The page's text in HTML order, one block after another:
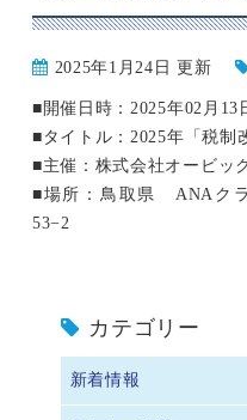
2025年1月24日 更新
■開催日時：2025年02月
■タイトル：2025年「税制
■主催：株式会社オービッ
■場所：鳥取県 ANAク
53−2
カテゴリー
新着情報